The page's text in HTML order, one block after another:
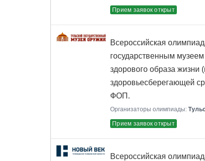
Прием заявок открыт
Всероссийская
государственным
здорового образа жизни
здоровьесберегающей
ФОП.
Организаторы олимпиады:
Прием заявок открыт
Всероссийская